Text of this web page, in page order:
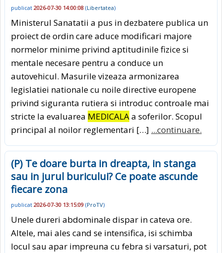
publicat 2026-07-30 14:00:08 (Libertatea)
Ministerul Sanatatii a pus in dezbatere publica un
proiect de ordin care aduce modificari majore
normelor minime privind aptitudinile fizice si
mentale necesare pentru a conduce un
autovehicul. Masurile vizeaza armonizarea
legislatiei nationale cu noile directive europene
privind siguranta rutiera si introduc controale mai
stricte la evaluarea MEDICALAa soferilor. Scopul
principal al noilor reglementari […] ...continuare.
(P) Te doare burta in dreapta, in stanga
sau in jurul buricului? Ce poate ascunde
fiecare zona
publicat 2026-07-30 13:15:09 (ProTV)
Unele dureri abdominale dispar in cateva ore.
Altele, mai ales cand se intensifica, isi schimba
locul sau apar impreuna cu febra si varsaturi, pot